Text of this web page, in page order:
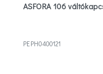
ASFORA 106
PEPH0400121